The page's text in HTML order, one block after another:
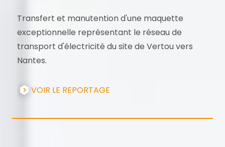
Transfert et manutention d'une maquette
exceptionnelle représentant le réseau de
transport d'électricité du site de Vertou vers
Nantes.
VOIR LE REPORTAGE